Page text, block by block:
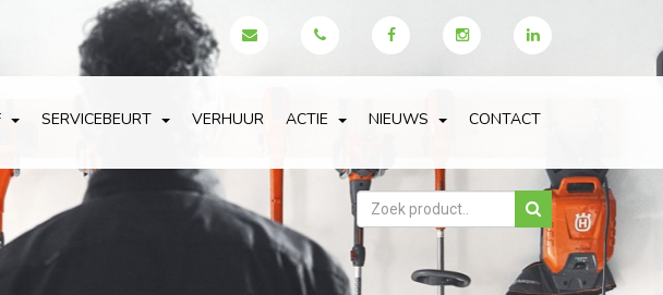
SERVICEBEURT VERHUUR ACTIE NIEUWS CONTACT